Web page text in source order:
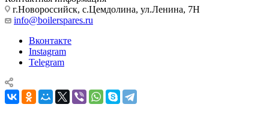
г.Новороссийск, с.Цемдолина, ул.Ленина, 7Н
info@boilerspares.ru
Вконтакте
Instagram
Telegram